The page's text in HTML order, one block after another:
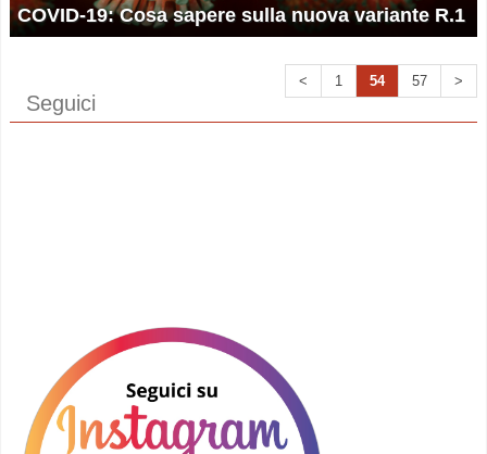
COVID-19: Cosa sapere sulla nuova variante R.1
< 1 54 57 >
Seguici